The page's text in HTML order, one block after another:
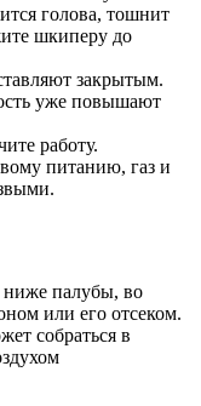
голова, тошнит
шкиперу до
закрытым.
уже повышают
работу.
питанию, газ и
ниже палубы, во
или его отсеком.
собраться в